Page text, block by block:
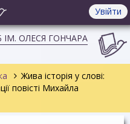
Увійти
ОЛЕСЯ ГОНЧАРА
Жива історія у слові:
повісті Михайла